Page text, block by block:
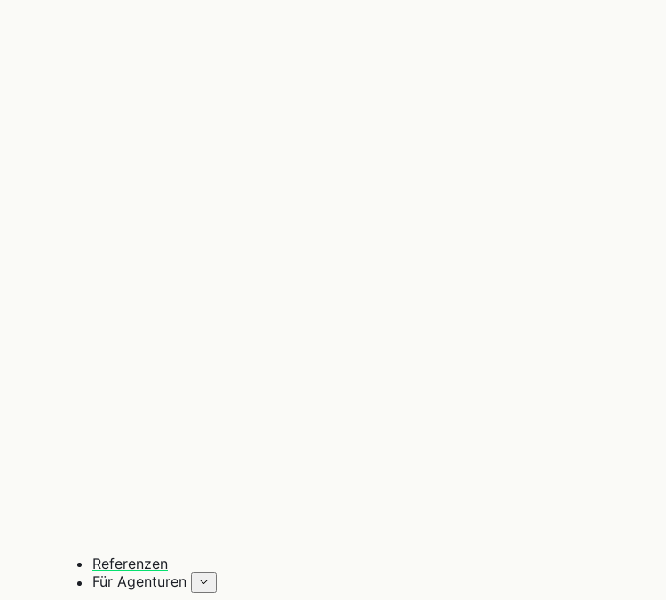
Referenzen
Für Agenturen